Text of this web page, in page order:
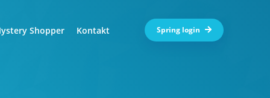
Shopper Kontakt Spring login